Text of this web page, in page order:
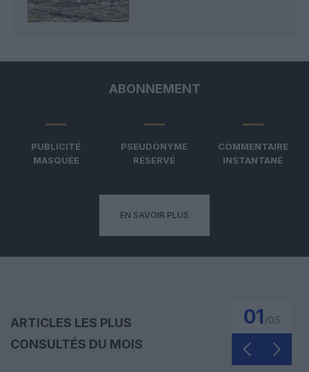
ABONNEMENT
PUBLICITÉ
MASQUÉE
PSEUDONYME
RÉSERVÉ
COMMENTAIRE
INSTANTANÉ
EN SAVOIR PLUS
ARTICLES LES PLUS
CONSULTÉS DU MOIS
01